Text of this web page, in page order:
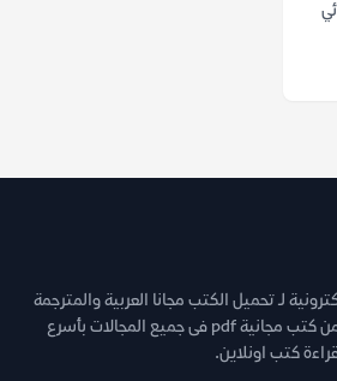
لـ تحميل الكتب مجانا العربية والمترجمة
والروايات والقصص وغيرها من كتب مجانية pdf فى جميع المجالات بأسرع
كتب اونلاين.